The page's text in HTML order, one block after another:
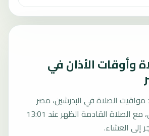
وأوقات الأذان في
الصلاة في البدرشين، مصر
حسب التوقيت المحلي، مع الصلاة القادمة الظهر عند 13:01
إلى العشاء.